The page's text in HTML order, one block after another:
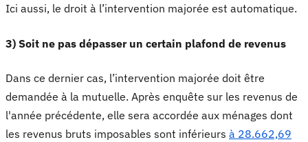
Ici aussi, le droit à l’intervention majorée est automatique.
3) Soit ne pas dépasser un certain plafond de revenus
Dans ce dernier cas, l’intervention majorée doit être
demandée à la mutuelle. Après enquête sur les revenus de
l'année précédente, elle sera accordée aux ménages dont
les revenus bruts imposables sont inférieurs à 28.662,69